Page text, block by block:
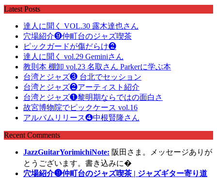
Latest Posts
達人に聞く VOL.30 露木達也さん
穴場紹介❾仲町台のジャズ喫茶
ピックガードが傷だらけ❷
達人に聞く vol.29 Geminiさん
教則本 棚卸 vol.23 名取さん Parkerに学ぶ本
台湾とジャズ❸ 台北でセッション
台湾とジャズ❷アーティスト紹介
台湾とジャズ❶黎明期ならではの面白さ
故宮博物院でピックケース vol.16
アルバムリリース❹中根賢隆さん
Recent Comments
JazzGuitarYorimichiNote: 阪田さま。メッセージありが
とうございます。書き込みに�
穴場紹介❾仲町台のジャズ喫茶 | ジャズギター寄り道